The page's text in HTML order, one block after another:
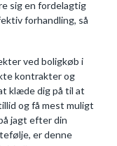
sig en fordelagtig
forhandling, så
ved boligkøb i
kontrakter og
klæde dig på til at
og få mest muligt
jagt efter din
er denne